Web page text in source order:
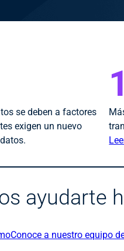
se deben a factores
exigen un nuevo
ayudarte
Conoce a nuestro equipo